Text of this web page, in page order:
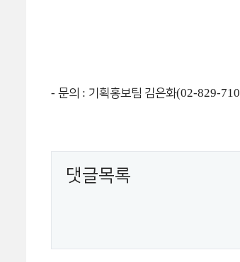
- 문의 : 기획홍보팀 김은화(02-829-
댓글목록